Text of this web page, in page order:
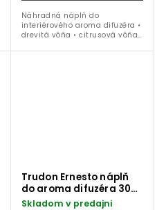
Náhradná náplň do
interiérového aroma difuzéra •
drevitá vôňa • citrusová vôňa •
ml
Trudon Ernesto náplň
do aroma difuzéra 300
ml
Skladom v predajni